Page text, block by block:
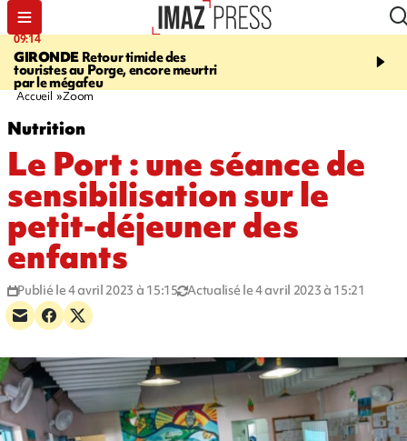
09:14
GIRONDE Retour timide des
touristes au Porge, encore meurtri
par le mégafeu
13:09
Des
font cinq morts en
Accueil Zoom
Nutrition
Le Port : une séance de
sensibilisation sur le
petit-déjeuner des
enfants
Publié le 4 avril 2023 à 15:15 Actualisé le 4 avril 2023 à 15:21